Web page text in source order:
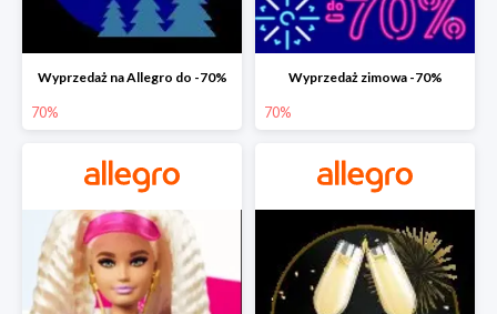
Wyprzedaż na Allegro do -70%
70%
Wyprzedaż zimowa -70%
70%